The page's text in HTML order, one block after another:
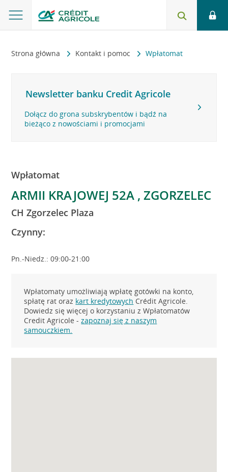
Strona główna Kontakt i pomoc Wpłatomat
Newsletter banku Credit Agricole
Dołącz do grona subskrybentów i bądź na
bieżąco z nowościami i promocjami
Wpłatomat
ARMII KRAJOWEJ 52A , ZGORZELEC
CH Zgorzelec Plaza
Czynny:
Pn.-Niedz.: 09:00-21:00
Wpłatomaty umożliwiają wpłatę gotówki na konto,
spłatę rat oraz kart kredytowych Crédit Agricole.
Dowiedz się więcej o korzystaniu z Wpłatomatów
Credit Agricole -zapoznaj się z naszym
samouczkiem.